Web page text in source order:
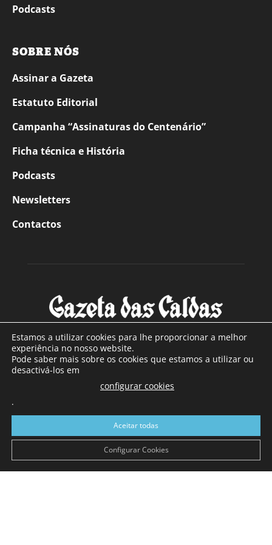
Podcasts
SOBRE NÓS
Assinar a Gazeta
Estatuto Editorial
Campanha “Assinaturas do Centenário”
Ficha técnica e História
Podcasts
Newsletters
Contactos
SOBRE NÓS
Com sede nas Caldas da Rainha e mais de 90 anos de
a sul de distrito de Leiria, com mais de 40.000 leitores por
toda a região Oeste. Jornal com distribuição em Portugal
Continental e assinatura online.
Estamos a utilizar cookies para lhe proporcionar a melhor
experiência no nosso website.
Pode saber mais sobre os cookies que estamos a utilizar ou
desactivá-los em
configurar cookies
.
Aceitar todas
Configurar Cookies